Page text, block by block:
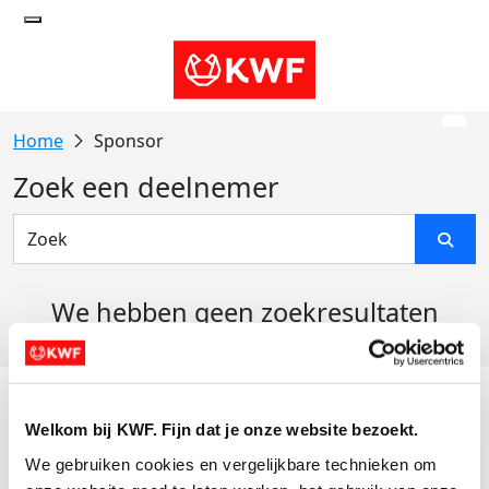
Welkom bij KWF. Fijn dat je onze website bezoekt.
We gebruiken cookies en vergelijkbare technieken om
Sponsor
Zoek een deelnemer
We hebben geen zoekresultaten
Actiematerialen
Evenementen